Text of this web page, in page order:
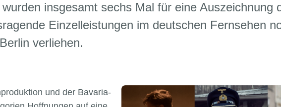
insgesamt sechs Mal für eine Auszeichnung
Einzelleistungen im deutschen Fernsehen
verliehen.
und der Bavaria-